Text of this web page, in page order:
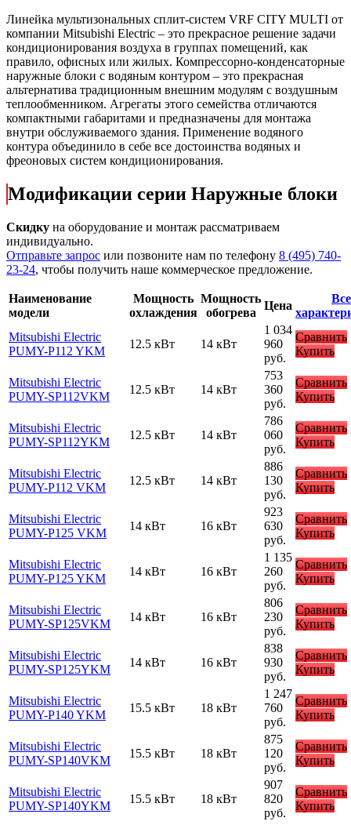
Линейка мультизональных сплит-систем VRF CITY MULTI от
компании Mitsubishi Electric – это прекрасное решение задачи
кондиционирования воздуха в группах помещений, как
правило, офисных или жилых. Компрессорно-конденсаторные
наружные блоки с водяным контуром – это прекрасная
альтернатива традиционным внешним модулям с воздушным
теплообменником. Агрегаты этого семейства отличаются
компактными габаритами и предназначены для монтажа
внутри обслуживаемого здания. Применение водяного
контура объединило в себе все достоинства водяных и
фреоновых систем кондиционирования.
Модификации серии Наружные блоки
Скидку на оборудование и монтаж рассматриваем
индивидуально.
Отправьте запрос или позвоните нам по телефону 8 (495) 740-
23-24, чтобы получить наше коммерческое предложение.
Наименование
модели
Мощность
охлаждения
Мощность
обогрева
Цена
Все
Mitsubishi Electric
PUMY-P112 YKM
12.5 кВт 14 кВт
1 034
960
руб.
Сравнить
Купить
Mitsubishi Electric
PUMY-SP112VKM
12.5 кВт 14 кВт
753
360
руб.
Сравнить
Купить
Mitsubishi Electric
PUMY-SP112YKM
12.5 кВт 14 кВт
786
060
руб.
Сравнить
Купить
Mitsubishi Electric
PUMY-P112 VKM
12.5 кВт 14 кВт
886
130
руб.
Сравнить
Купить
Mitsubishi Electric
PUMY-P125 VKM
14 кВт 16 кВт
923
630
руб.
Сравнить
Купить
Mitsubishi Electric
PUMY-P125 YKM
14 кВт 16 кВт
1 135
260
руб.
Сравнить
Купить
Mitsubishi Electric
PUMY-SP125VKM
14 кВт 16 кВт
806
230
руб.
Сравнить
Купить
Mitsubishi Electric
PUMY-SP125YKM
14 кВт 16 кВт
838
930
руб.
Сравнить
Купить
Mitsubishi Electric
PUMY-P140 YKM
15.5 кВт 18 кВт
1 247
760
руб.
Сравнить
Купить
Mitsubishi Electric
PUMY-SP140VKM
15.5 кВт 18 кВт
875
120
руб.
Сравнить
Купить
Mitsubishi Electric
PUMY-SP140YKM
15.5 кВт 18 кВт
907
820
руб.
Сравнить
Купить